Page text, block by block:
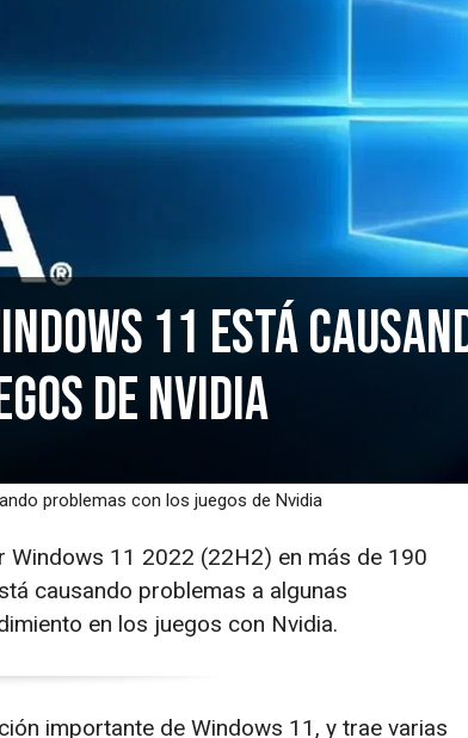
11 está
de Nvidia
problemas con los juegos de Nvidia
11 2022 (22H2) en más de 190
causando problemas a algunas
en los juegos con Nvidia.
importante de Windows 11, y trae varias